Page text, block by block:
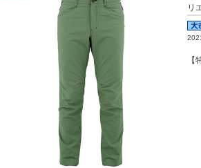
リ
【